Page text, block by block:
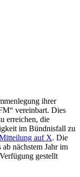
ihrer
vereinbart. Dies
erreichen, die
im Bündnisfall zu
auf X. Die
nächstem Jahr im
gestellt